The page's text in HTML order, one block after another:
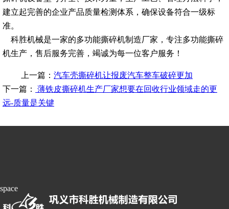
建立起完善的企业产品质量检测体系，确保设备符合一级标
准。
科胜机械是一家的多功能撕碎机制造厂家，专注多功能撕碎
机生产，售后服务完善，竭诚为每一位客户服务！
上一篇： 汽车壳撕碎机让报废汽车整车破碎更加
下一篇：
薄铁皮撕碎机生产厂家想要在回收行业领域走的更
远-质量是关键
space